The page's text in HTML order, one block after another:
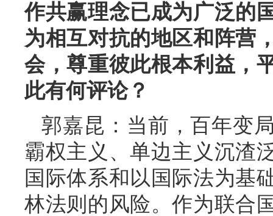
作共赢理念已成为广泛的
为相互对抗的地区和阵营
会，尊重彼此根本利益，
此有何评论？
郭嘉昆：当前，百年变
霸权主义、单边主义沉渣
国际体系和以国际法为基
林法则的风险。作为联合